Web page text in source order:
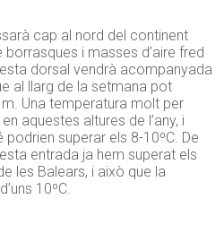
cap al nord del continent
i masses d’aire fred
dorsal vendrà acompanyada
al llarg de la setmana pot
Una temperatura molt per
aquestes altures de l’any, i
superar els 8-10ºC. De
entrada ja hem superat els
les Balears, i això que la
10ºC.